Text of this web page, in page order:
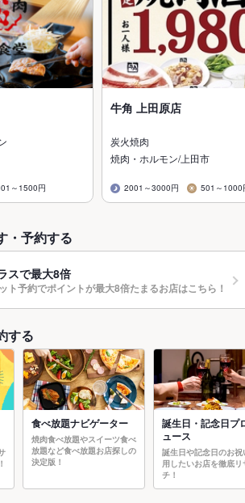
～1500円
牛角 上田原店
炭火焼肉
焼肉・ホルモン/上田市
2001～3000円 501～1000
・予約する
スで最大8倍
ト予約でポイントが最大8倍たまるお店はこちら！
する
食べ放題ナビゲーター
焼肉食べ放題やスイーツ食べ
放題など食べ放題お店探しの
決定版！
誕生日・記念日プ
ュース
誕生日や記念日のお祝
用したいお店を徹底リ
チ！